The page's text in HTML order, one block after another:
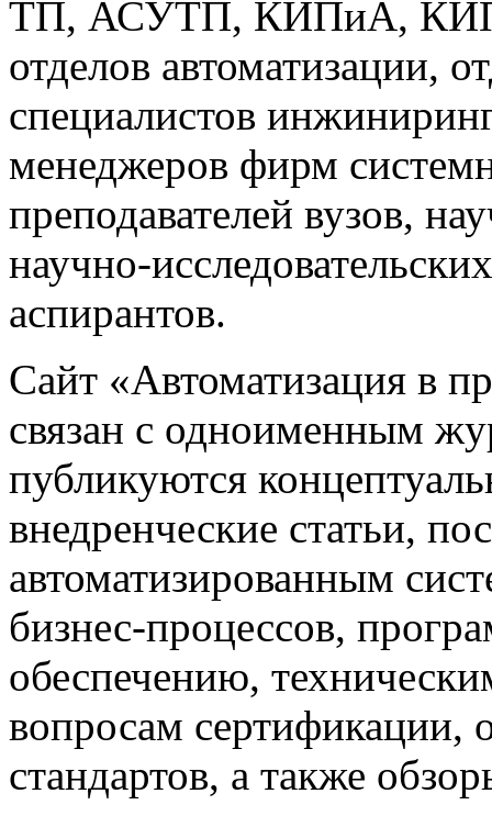
ТП, АСУТП, КИПиА, КИП
отделов автоматизации,
специалистов
менеджеров фирм
преподавателей вузов,
научно-
аспирантов.
Сайт «Автоматизация в
связан с одноименным
публикуются
внедренческие статьи,
автоматизированным
бизнес-процессов,
обеспечению,
вопросам
стандартов, а также